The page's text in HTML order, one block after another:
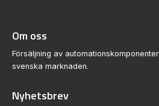
Om oss
Försäljning av
svenska marknaden.
Nyhetsbrev